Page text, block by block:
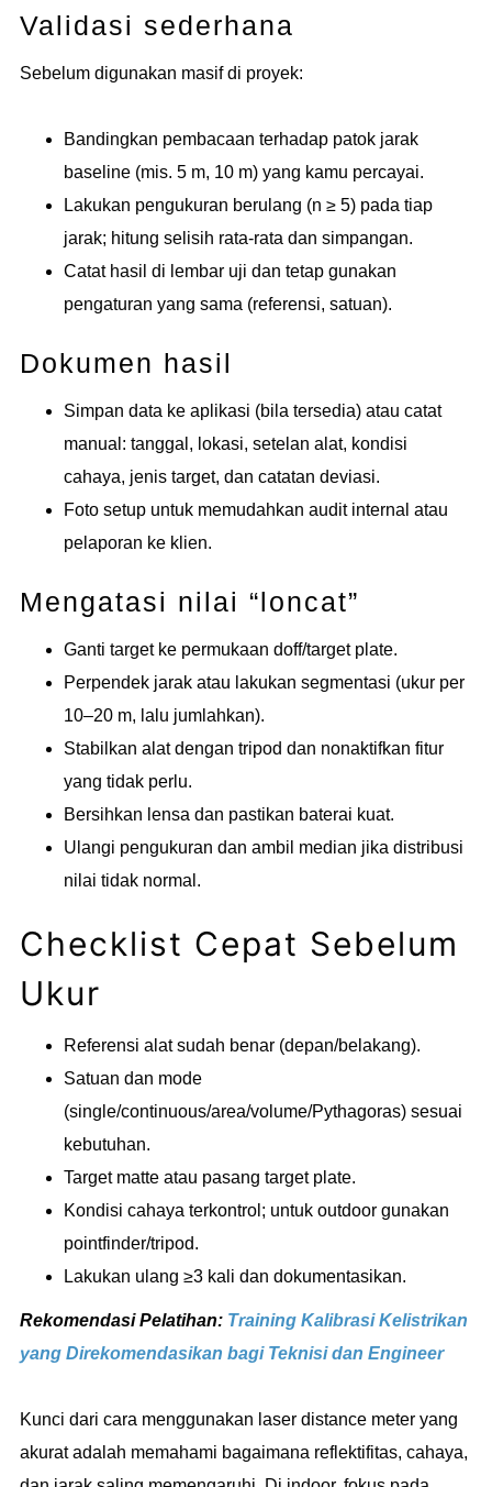
Validasi sederhana
Sebelum digunakan masif di proyek:
Bandingkan pembacaan terhadap patok jarak
baseline (mis. 5 m, 10 m) yang kamu percayai.
Lakukan pengukuran berulang (n ≥ 5) pada tiap
jarak; hitung selisih rata-rata dan simpangan.
Catat hasil di lembar uji dan tetap gunakan
pengaturan yang sama (referensi, satuan).
Dokumen hasil
Simpan data ke aplikasi (bila tersedia) atau catat
manual: tanggal, lokasi, setelan alat, kondisi
cahaya, jenis target, dan catatan deviasi.
Foto setup untuk memudahkan audit internal atau
pelaporan ke klien.
Mengatasi nilai “loncat”
Ganti target ke permukaan doff/target plate.
Perpendek jarak atau lakukan segmentasi (ukur per
10–20 m, lalu jumlahkan).
Stabilkan alat dengan tripod dan nonaktifkan fitur
yang tidak perlu.
Bersihkan lensa dan pastikan baterai kuat.
Ulangi pengukuran dan ambil median jika distribusi
nilai tidak normal.
Checklist Cepat Sebelum
Ukur
Referensi alat sudah benar (depan/belakang).
Satuan dan mode
(single/continuous/area/volume/Pythagoras) sesuai
kebutuhan.
Target matte atau pasang target plate.
Kondisi cahaya terkontrol; untuk outdoor gunakan
pointfinder/tripod.
Lakukan ulang ≥3 kali dan dokumentasikan.
Rekomendasi Pelatihan: Training Kalibrasi Kelistrikan
yang Direkomendasikan bagi Teknisi dan Engineer
Kunci dari cara menggunakan laser distance meter yang
akurat adalah memahami bagaimana reflektifitas, cahaya,